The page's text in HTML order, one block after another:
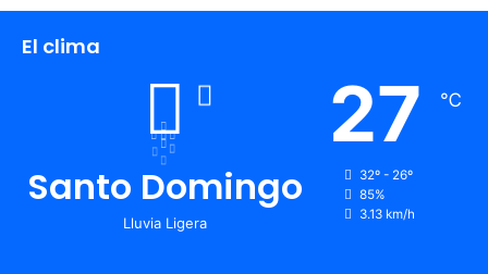
El clima
Santo Domingo
Lluvia Ligera
27 ℃
32º - 26º
85%
3.13 km/h